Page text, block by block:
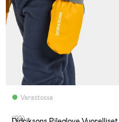
Varastossa
(29)